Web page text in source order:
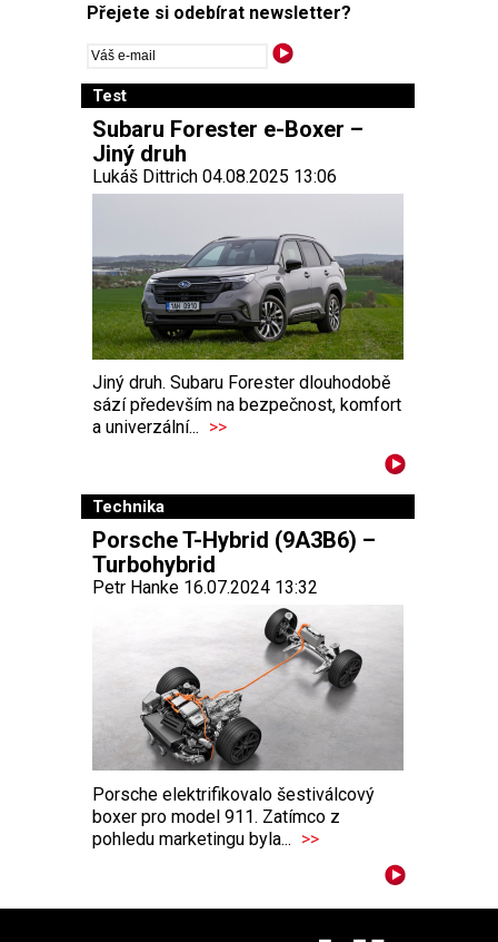
Přejete si odebírat newsletter?
Test
Subaru Forester e-Boxer –
Jiný druh
Lukáš Dittrich 04.08.2025 13:06
Jiný druh. Subaru Forester dlouhodobě
sází především na bezpečnost, komfort
a univerzální... >>
Technika
Porsche T-Hybrid (9A3B6) –
Turbohybrid
Petr Hanke 16.07.2024 13:32
Porsche elektrifikovalo šestiválcový
boxer pro model 911. Zatímco z
pohledu marketingu byla... >>